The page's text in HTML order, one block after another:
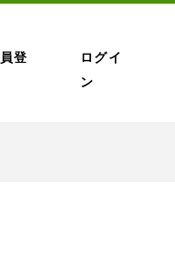
登
ログイ
ン